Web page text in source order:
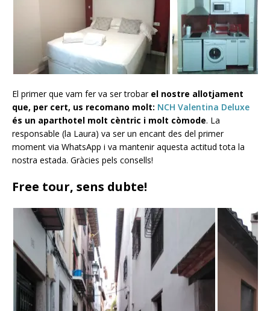
El primer que vam fer va ser trobar el nostre allotjament
que, per cert, us recomano molt: NCH Valentina Deluxe
és un aparthotel molt cèntric i molt còmode. La
responsable (la Laura) va ser un encant des del primer
moment via WhatsApp i va mantenir aquesta actitud tota la
nostra estada. Gràcies pels consells!
Free tour, sens dubte!